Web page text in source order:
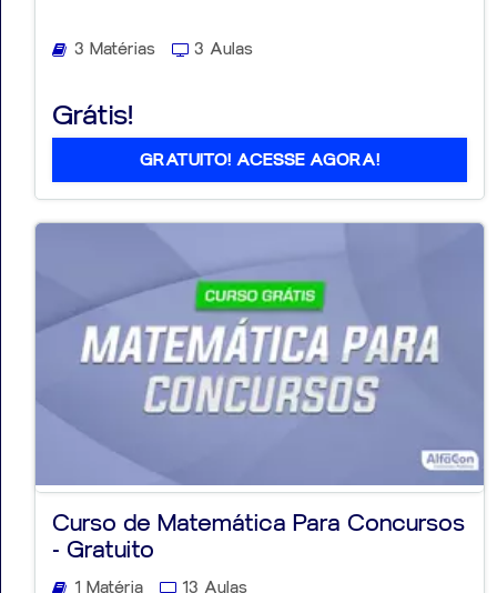
3 Matérias 3 Aulas
Grátis!
GRATUITO! ACESSE AGORA!
Curso de Matemática Para Concursos
- Gratuito
1 Matéria 13 Aulas